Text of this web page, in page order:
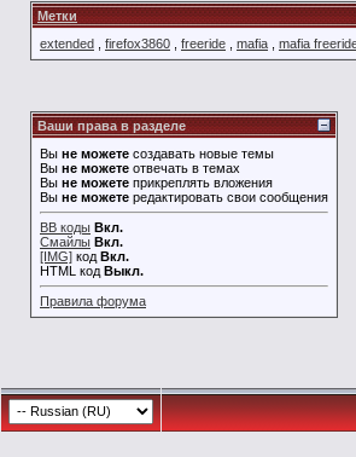
Метки
extended
firefox3860 freeride mafia mafia
Ваши права в разделе
Вы не можете создавать новые темы
Вы не можете отвечать в темах
Вы не можете прикреплять вложения
Вы не можете редактировать свои сообщения
BB коды Вкл.
Смайлы Вкл.
[IMG] код Вкл.
HTML код Выкл.
Правила форума